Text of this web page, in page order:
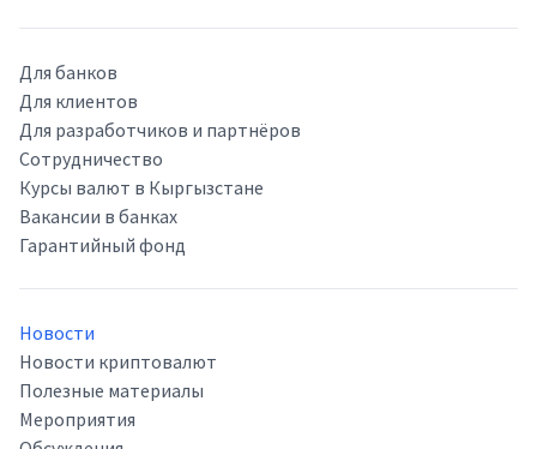
Для банков
Для клиентов
Для разработчиков и партнёров
Сотрудничество
Курсы валют в Кыргызстане
Вакансии в банках
Гарантийный фонд
Новости
Новости криптовалют
Полезные материалы
Мероприятия